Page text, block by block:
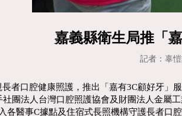
嘉義縣衛生局推「
記者：辜
者口腔健康照護，推出「嘉有3C顧好牙」
社團法人台灣口腔照護協會及財團法人金屬
各醫事C據點及住宿式長照機構守護長者口腔